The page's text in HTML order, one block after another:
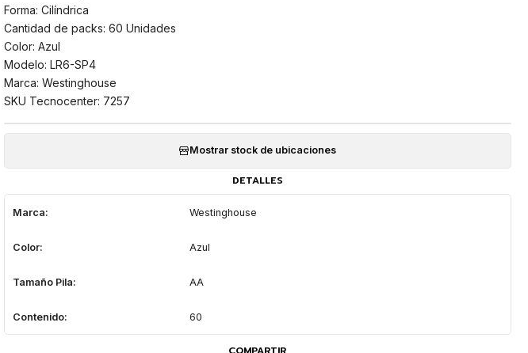
Forma: Cilíndrica
Cantidad de packs: 60 Unidades
Color: Azul
Modelo: LR6-SP4
Marca: Westinghouse
SKU Tecnocenter: 7257
Mostrar stock de ubicaciones
DETALLES
Marca: Westinghouse
Color: Azul
Tamaño Pila: AA
Contenido: 60